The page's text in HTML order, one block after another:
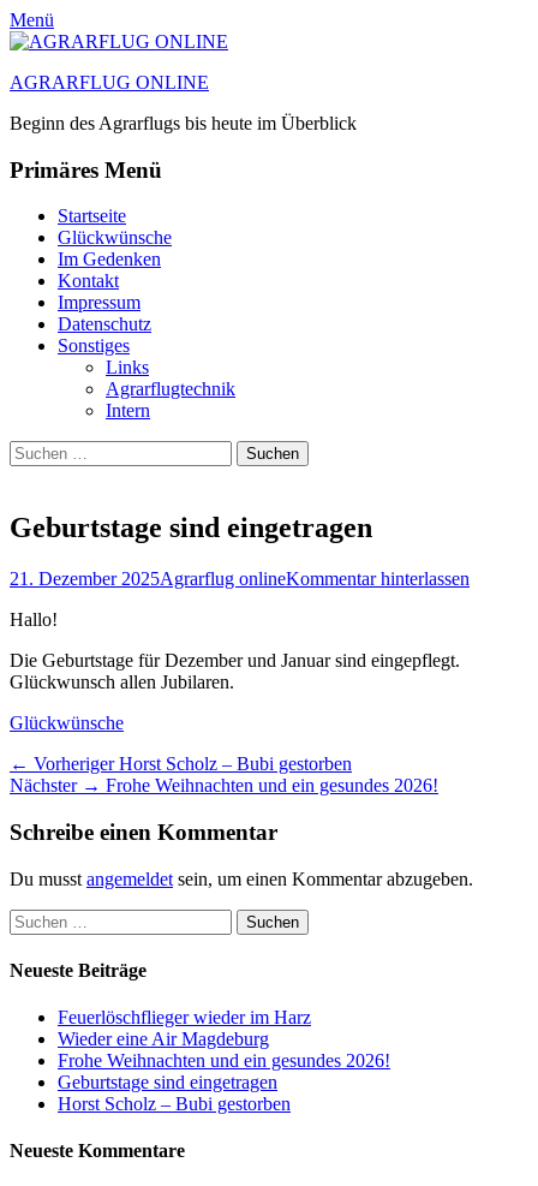
Menü
AGRARFLUG ONLINE
Beginn des Agrarflugs bis heute im Überblick
Primäres Menü
Zum
Inhalt
springen
Startseite
Glückwünsche
Im Gedenken
Kontakt
Impressum
Datenschutz
Sonstiges
Links
Agrarflugtechnik
Intern
Suchen
Suchen
nach:
Geburtstage sind eingetragen
Posted
21. Dezember 2025Autor
Agrarflug onlineKommentar hinterlassen
Hallo!
Die Geburtstage für Dezember und Januar sind eingepflegt.
Glückwunsch allen Jubilaren.
Kategorien
Glückwünsche
Beitragsnavigation
← Vorheriger Vorheriger
Beitrag:
Horst Scholz – Bubi gestorben
Nächster → Nächster
Frohe Weihnachten und ein gesundes 2026!
Schreibe einen Kommentar
Du musst angemeldet sein, um einen Kommentar abzugeben.
Suchen
nach:
Neueste Beiträge
Feuerlöschflieger wieder im Harz
Wieder eine Air Magdeburg
Frohe Weihnachten und ein gesundes 2026!
Geburtstage sind eingetragen
Horst Scholz – Bubi gestorben
Neueste Kommentare